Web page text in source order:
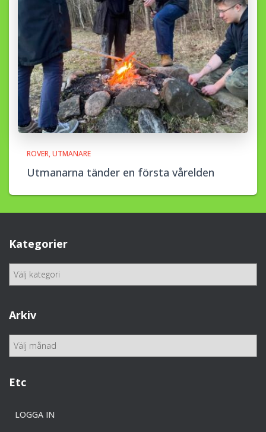
ROVER UTMANARE
Utmanarna tänder en första vårelden
Kategorier
g
o
i
r
Arkiv
A
iEtc
LOGGA IN